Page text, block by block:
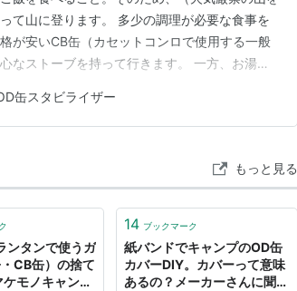
て山に登ります。 多少の調理が必要な食事を
が安いCB缶（カセットコンロで使用する一般
なストーブを持って行きます。 一方、お湯を
クトなOD缶（アウトドアショップで売られて
ルバーナ…
缶スタビライザー
もっと見る
ンタンで使うガ
CB缶）の捨て
モノキャンパ
14 ブックマーク
紙バンドでキャンプのOD缶
カバーDIY。カバーって意味
あるの？メーカーさんに聞い